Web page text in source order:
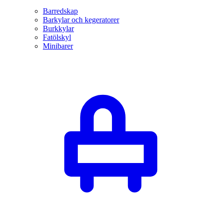
Barredskap
Barkylar och kegeratorer
Burkkylar
Fatölskyl
Minibarer